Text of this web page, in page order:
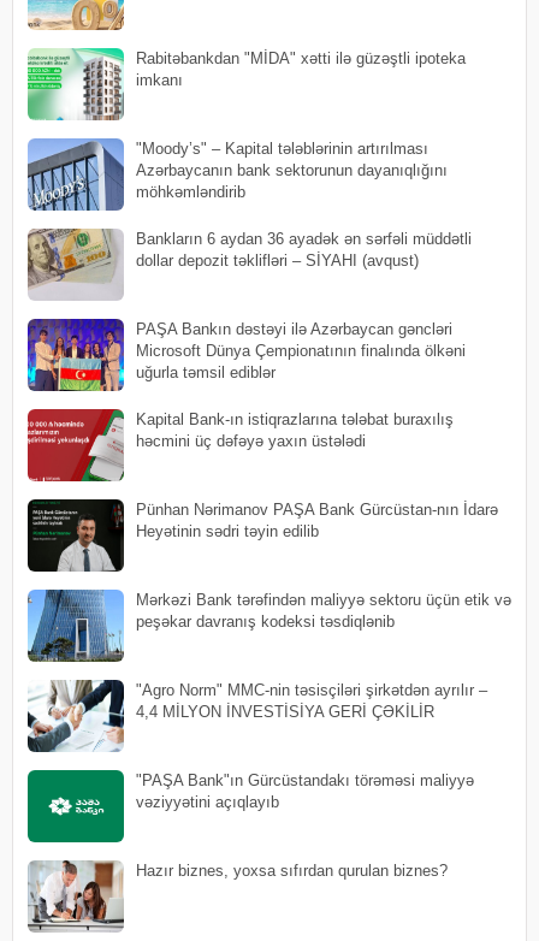
Rabitəbankdan "MİDA" xətti ilə güzəştli ipoteka
imkanı
"Moody’s" – Kapital tələblərinin artırılması
Azərbaycanın bank sektorunun dayanıqlığını
möhkəmləndirib
Bankların 6 aydan 36 ayadək ən sərfəli müddətli
dollar depozit təklifləri – SİYAHI (avqust)
PAŞA Bankın dəstəyi ilə Azərbaycan gəncləri
Microsoft Dünya Çempionatının finalında ölkəni
uğurla təmsil ediblər
Kapital Bank-ın istiqrazlarına tələbat buraxılış
həcmini üç dəfəyə yaxın üstələdi
Pünhan Nərimanov PAŞA Bank Gürcüstan-nın İdarə
Heyətinin sədri təyin edilib
Mərkəzi Bank tərəfindən maliyyə sektoru üçün etik və
peşəkar davranış kodeksi təsdiqlənib
"Agro Norm" MMC-nin təsisçiləri şirkətdən ayrılır –
4,4 MİLYON İNVESTİSİYA GERİ ÇƏKİLİR
"PAŞA Bank"ın Gürcüstandakı törəməsi maliyyə
vəziyyətini açıqlayıb
Hazır biznes, yoxsa sıfırdan qurulan biznes?